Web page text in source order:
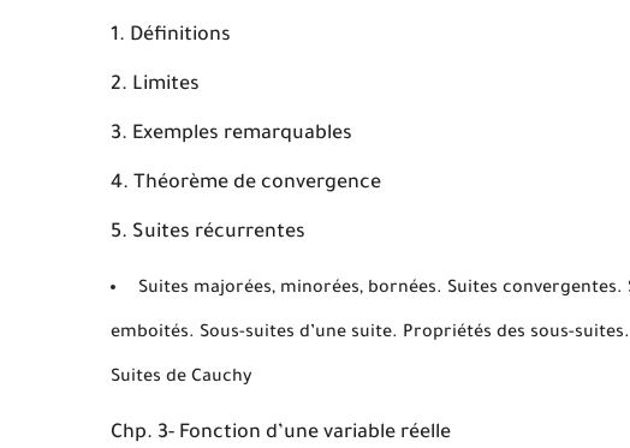
Définitions
Limites
Exemples remarquables
Théorème de convergence
Suites récurrentes
Suites majorées, minorées, bornées. Suites
emboités. Sous-suites d’une suite. Propriétés des sous-
Suites de Cauchy
Chp. 3- Fonction d’une variable réelle